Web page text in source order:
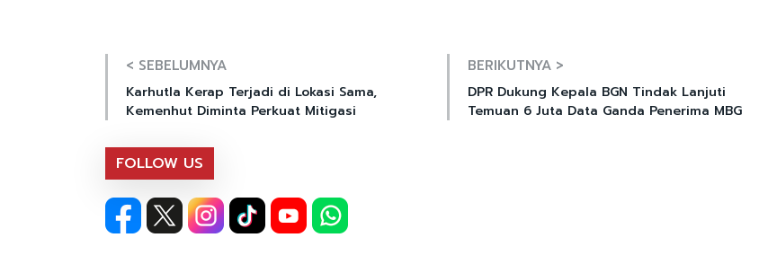
< SEBELUMNYA
Karhutla Kerap Terjadi di Lokasi Sama,
Kemenhut Diminta Perkuat Mitigasi
BERIKUTNYA >
DPR Dukung Kepala BGN Tindak Lanjuti
Temuan 6 Juta Data Ganda Penerima MBG
FOLLOW US